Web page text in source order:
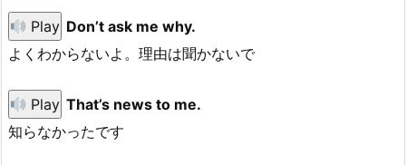
Play Don’t ask me why.
よくわからないよ。理由は聞かないで
Play That’s news to me.
知らなかったです